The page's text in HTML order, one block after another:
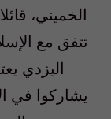
الخميني،
تتفق مع
اليزدي
يشاركوا في